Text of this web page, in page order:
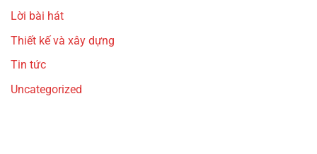
Lời bài hát
Thiết kế và xây dựng
Tin tức
Uncategorized